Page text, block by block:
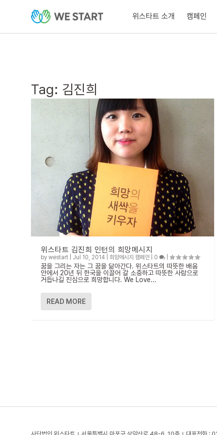
위스타트 소개 캠페인
Tag: 김진희
위스타트 김진희 인턴의 희망메시지
by westart Jul 10, 2014 희망메시지 캠페인 0
꿈을 그리는 자는 그 꿈을 닮아간다. 위스타트의 따뜻한 배움
안에서 20년 뒤 한국을 이끌어 갈 소중하고 따뜻한 사람으로
거듭나길 진심으로 희망합니다. We Love...
READ MORE